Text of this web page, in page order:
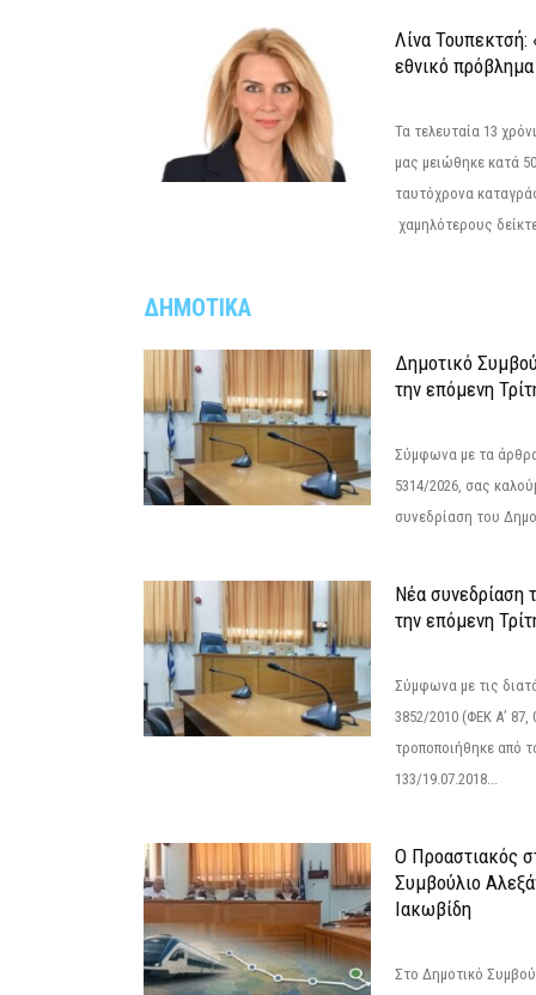
Λίνα Τουπεκτσή:
εθνικό πρόβλημα
Τα τελευταία 13
μας μειώθηκε κατά
ταυτόχρονα
χαμηλότερους
ΔΗΜΟΤΙΚΑ
Δημοτικό
την επόμενη
Σύμφωνα με τα
5314/2026, σας
συνεδρίαση του
Νέα συνεδρίαση
την επόμενη
Σύμφωνα με τις
3852/2010 (ΦΕΚ Α’ 87,
τροποποιήθηκε από
133/19.07.2018...
Ο Προαστιακός
Συμβούλιο
Ιακωβίδη
Στο Δημοτικό